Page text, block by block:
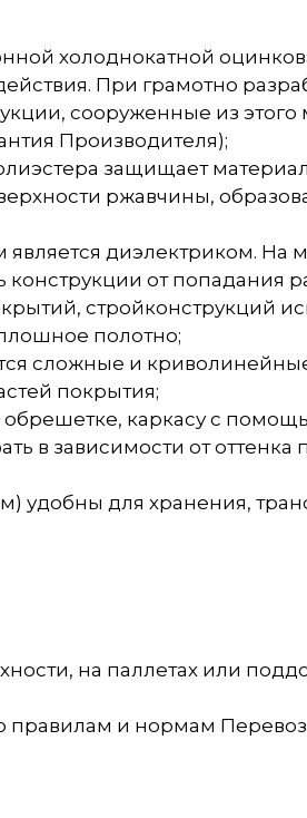
холоднокатной
При грамотно
сооруженные из этого
Производителя);
защищает
ржавчины,
диэлектриком. На
конструкции от попадания
стройконструкций
полотно;
сложные и
покрытия;
каркасу с
в зависимости от оттенка
удобны для хранения,
на паллетах или
правилам и нормам